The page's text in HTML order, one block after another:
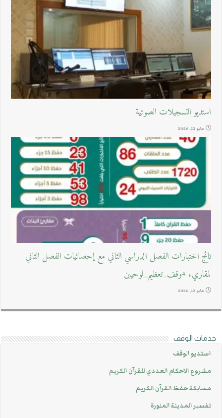
استديو التسجيلات الصوتية
مايو 12, 2026
تائج اختبارات الفصل الدراسي الثاني مع إحصائيات الفصل الثاني
لمقاريء #وقف_تعظيم_لوحيين
مايو 12, 2026
خدمات الوقف
استديو الوقف
مشروع الاحكام العددي للقرآن الكريم
مسابقة حفظ القرآن الكريم
تفسير المدينة المنورة